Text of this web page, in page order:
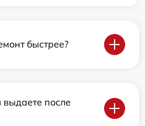
быстрее?
после